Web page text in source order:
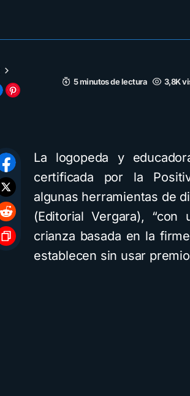
5 minutos de lectura
3,8K
La logopeda y
certificada por la
algunas herramientas de
(Editorial Vergara),
crianza basada en la
establecen sin usar